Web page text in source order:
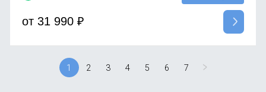
от31 990 ₽
1 2 3 4 5 6 7